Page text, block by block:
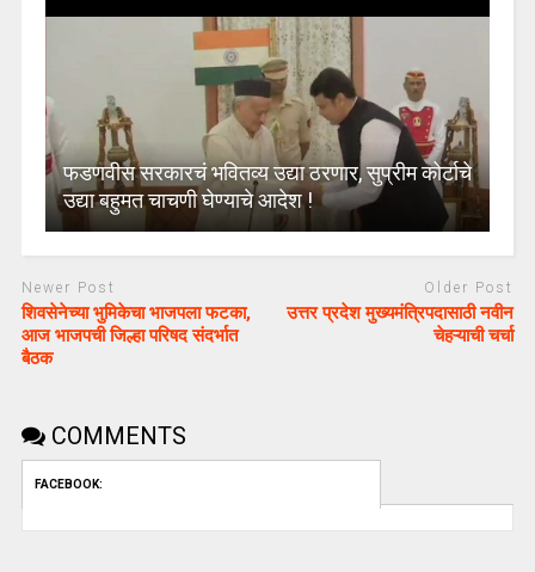
फडणवीस सरकारचं भवितव्य उद्या ठरणार, सुप्रीम कोर्टाचे
उद्या बहुमत चाचणी घेण्याचे आदेश !
Newer Post
शिवसेनेच्या भुमिकेचा भाजपला फटका,
आज भाजपची जिल्हा परिषद संदर्भात
बैठक
Older Post
उत्तर प्रदेश मुख्यमंत्रिपदासाठी नवीन
चेहऱ्याची चर्चा
COMMENTS
FACEBOOK: